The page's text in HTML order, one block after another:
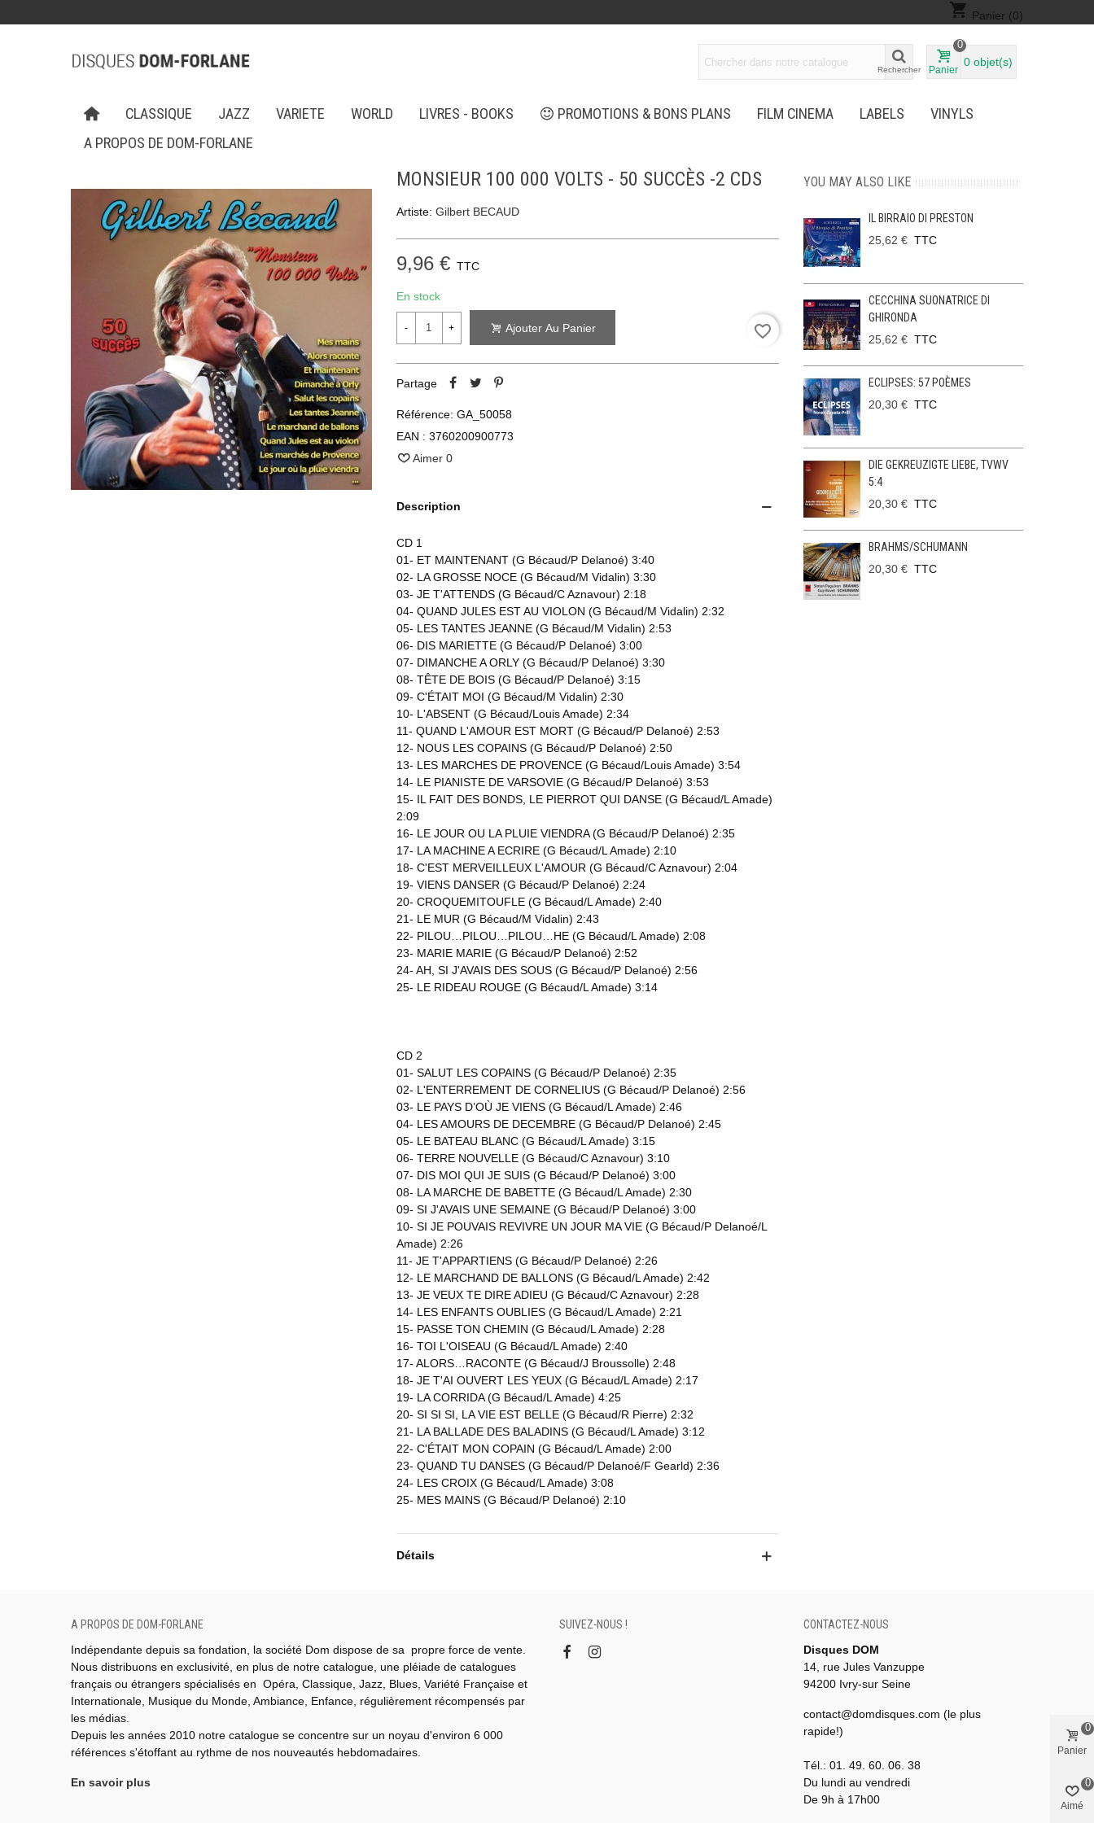
shopping_cart Panier (0)
Rechercher Panier
0
0 objet(s)
CLASSIQUE JAZZ VARIETE WORLD LIVRES - BOOKS PROMOTIONS & BONS PLANS FILM CINEMA LABELS
VINYLS
A PROPOS DE DOM-FORLANE
MONSIEUR 100 000 VOLTS - 50 SUCCÈS -2 CDS
Artiste: Gilbert BECAUD
9,96 € TTC
En stock
- + Ajouter Au Panier favorite_border
Partage
Référence: GA_50058
EAN : 3760200900773
Aimer 0
Description
CD 1
01- ET MAINTENANT (G Bécaud/P Delanoé) 3:40
02- LA GROSSE NOCE (G Bécaud/M Vidalin) 3:30
03- JE T'ATTENDS (G Bécaud/C Aznavour) 2:18
04- QUAND JULES EST AU VIOLON (G Bécaud/M Vidalin) 2:32
05- LES TANTES JEANNE (G Bécaud/M Vidalin) 2:53
06- DIS MARIETTE (G Bécaud/P Delanoé) 3:00
07- DIMANCHE A ORLY (G Bécaud/P Delanoé) 3:30
08- TÊTE DE BOIS (G Bécaud/P Delanoé) 3:15
09- C'ÉTAIT MOI (G Bécaud/M Vidalin) 2:30
10- L'ABSENT (G Bécaud/Louis Amade) 2:34
11- QUAND L'AMOUR EST MORT (G Bécaud/P Delanoé) 2:53
12- NOUS LES COPAINS (G Bécaud/P Delanoé) 2:50
13- LES MARCHES DE PROVENCE (G Bécaud/Louis Amade) 3:54
14- LE PIANISTE DE VARSOVIE (G Bécaud/P Delanoé) 3:53
15- IL FAIT DES BONDS, LE PIERROT QUI DANSE (G Bécaud/L Amade)
2:09
16- LE JOUR OU LA PLUIE VIENDRA (G Bécaud/P Delanoé) 2:35
17- LA MACHINE A ECRIRE (G Bécaud/L Amade) 2:10
18- C'EST MERVEILLEUX L'AMOUR (G Bécaud/C Aznavour) 2:04
19- VIENS DANSER (G Bécaud/P Delanoé) 2:24
20- CROQUEMITOUFLE (G Bécaud/L Amade) 2:40
21- LE MUR (G Bécaud/M Vidalin) 2:43
22- PILOU…PILOU…PILOU…HE (G Bécaud/L Amade) 2:08
23- MARIE MARIE (G Bécaud/P Delanoé) 2:52
24- AH, SI J'AVAIS DES SOUS (G Bécaud/P Delanoé) 2:56
25- LE RIDEAU ROUGE (G Bécaud/L Amade) 3:14
CD 2
01- SALUT LES COPAINS (G Bécaud/P Delanoé) 2:35
02- L'ENTERREMENT DE CORNELIUS (G Bécaud/P Delanoé) 2:56
03- LE PAYS D’OÙ JE VIENS (G Bécaud/L Amade) 2:46
04- LES AMOURS DE DECEMBRE (G Bécaud/P Delanoé) 2:45
05- LE BATEAU BLANC (G Bécaud/L Amade) 3:15
06- TERRE NOUVELLE (G Bécaud/C Aznavour) 3:10
07- DIS MOI QUI JE SUIS (G Bécaud/P Delanoé) 3:00
08- LA MARCHE DE BABETTE (G Bécaud/L Amade) 2:30
09- SI J'AVAIS UNE SEMAINE (G Bécaud/P Delanoé) 3:00
10- SI JE POUVAIS REVIVRE UN JOUR MA VIE (G Bécaud/P Delanoé/L
Amade) 2:26
11- JE T'APPARTIENS (G Bécaud/P Delanoé) 2:26
12- LE MARCHAND DE BALLONS (G Bécaud/L Amade) 2:42
13- JE VEUX TE DIRE ADIEU (G Bécaud/C Aznavour) 2:28
14- LES ENFANTS OUBLIES (G Bécaud/L Amade) 2:21
15- PASSE TON CHEMIN (G Bécaud/L Amade) 2:28
16- TOI L'OISEAU (G Bécaud/L Amade) 2:40
17- ALORS…RACONTE (G Bécaud/J Broussolle) 2:48
18- JE T'AI OUVERT LES YEUX (G Bécaud/L Amade) 2:17
19- LA CORRIDA (G Bécaud/L Amade) 4:25
20- SI SI SI, LA VIE EST BELLE (G Bécaud/R Pierre) 2:32
21- LA BALLADE DES BALADINS (G Bécaud/L Amade) 3:12
22- C'ÉTAIT MON COPAIN (G Bécaud/L Amade) 2:00
23- QUAND TU DANSES (G Bécaud/P Delanoé/F Gearld) 2:36
24- LES CROIX (G Bécaud/L Amade) 3:08
25- MES MAINS (G Bécaud/P Delanoé) 2:10
Détails
YOU MAY ALSO LIKE
IL BIRRAIO DI PRESTON
25,62 € TTC
CECCHINA SUONATRICE DI
GHIRONDA
25,62 € TTC
ECLIPSES: 57 POÈMES
20,30 € TTC
DIE GEKREUZIGTE LIEBE, TVWV
5:4
20,30 € TTC
BRAHMS/SCHUMANN
20,30 € TTC
A PROPOS DE DOM-FORLANE
Indépendante depuis sa fondation, la société Dom dispose de sa propre force de vente.
Nous distribuons en exclusivité, en plus de notre catalogue, une pléiade de catalogues
français ou étrangers spécialisés en Opéra, Classique, Jazz, Blues, Variété Française et
Internationale, Musique du Monde, Ambiance, Enfance, régulièrement récompensés par
les médias.
Depuis les années 2010 notre catalogue se concentre sur un noyau d'environ 6 000
références s'étoffant au rythme de nos nouveautés hebdomadaires.
En savoir plus
SUIVEZ-NOUS !
CONTACTEZ-NOUS
Disques DOM
14, rue Jules Vanzuppe
94200 Ivry-sur Seine
contact@domdisques.com (le plus
rapide!)
Tél.: 01. 49. 60. 06. 38
Du lundi au vendredi
De 9h à 17h00
Panier
0
Aimé
0